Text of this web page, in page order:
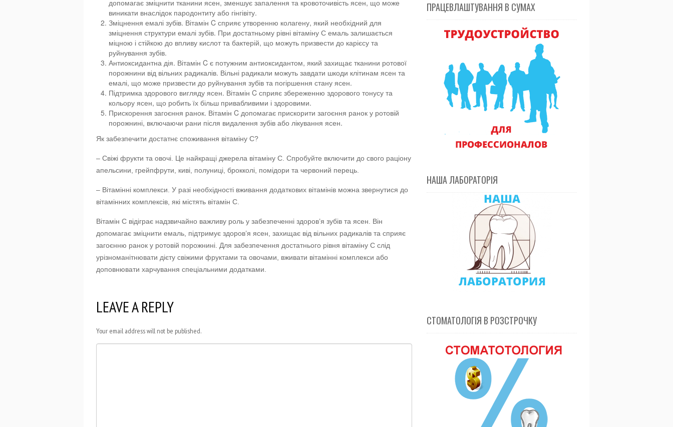
допомагає зміцнити тканини ясен, зменшує запалення та кровоточивість ясен, що може
виникати внаслідок пародонтиту або гінгівіту.
Зміцнення емалі зубів. Вітамін C сприяє утворенню колагену, який необхідний для
зміцнення структури емалі зубів. При достатньому рівні вітаміну С емаль залишається
міцною і стійкою до впливу кислот та бактерій, що можуть призвести до карієсу та
руйнування зубів.
Антиоксидантна дія. Вітамін C є потужним антиоксидантом, який захищає тканини ротової
порожнини від вільних радикалів. Вільні радикали можуть завдати шкоди клітинам ясен та
емалі, що може призвести до руйнування зубів та погіршення стану ясен.
Підтримка здорового вигляду ясен. Вітамін C сприяє збереженню здорового тонусу та
кольору ясен, що робить їх більш привабливими і здоровими.
Прискорення загоєння ранок. Вітамін C допомагає прискорити загоєння ранок у ротовій
порожнині, включаючи рани після видалення зубів або лікування ясен.
Як забезпечити достатнє споживання вітаміну C?
– Свіжі фрукти та овочі. Це найкращі джерела вітаміну C. Спробуйте включити до свого раціону
апельсини, грейпфрути, киві, полуниці, брокколі, помідори та червоний перець.
– Вітамінні комплекси. У разі необхідності вживання додаткових вітамінів можна звернутися до
вітамінних комплексів, які містять вітамін C.
Вітамін C відіграє надзвичайно важливу роль у забезпеченні здоров’я зубів та ясен. Він
допомагає зміцнити емаль, підтримує здоров’я ясен, захищає від вільних радикалів та сприяє
загоєнню ранок у ротовій порожнині. Для забезпечення достатнього рівня вітаміну C слід
урізноманітнювати дієту свіжими фруктами та овочами, вживати вітамінні комплекси або
доповнювати харчування спеціальними додатками.
LEAVE A REPLY
Your email address will not be published.
ПРАЦЕВЛАШТУВАННЯ В СУМАХ
НАША ЛАБОРАТОРІЯ
СТОМАТОЛОГІЯ В РОЗСТРОЧКУ